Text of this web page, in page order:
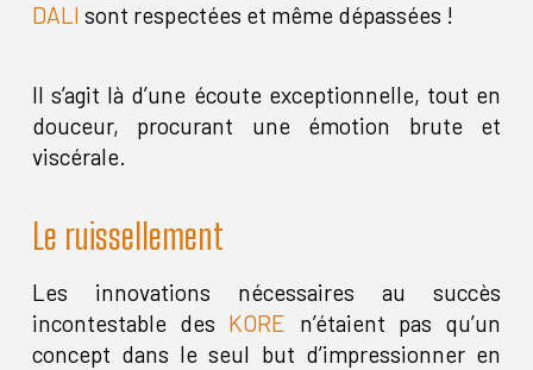
DALI sont respectées et même dépassées !
Il s’agit là d’une écoute exceptionnelle, tout en
douceur, procurant une émotion brute et
viscérale.
Le ruissellement
Les innovations nécessaires au succès
incontestable des KORE n’étaient pas qu’un
concept dans le seul but d’impressionner en